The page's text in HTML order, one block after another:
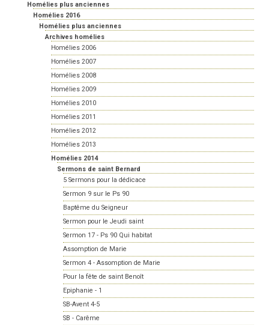
Homélies plus anciennes
Homélies 2016
Homélies plus anciennes
Archives homélies
Homélies 2006
Homélies 2007
Homélies 2008
Homélies 2009
Homélies 2010
Homélies 2011
Homélies 2012
Homélies 2013
Homélies 2014
Sermons de saint Bernard
5 Sermons pour la dédicace
Sermon 9 sur le Ps 90
Baptême du Seigneur
Sermon pour le Jeudi saint
Sermon 17 - Ps 90 Qui habitat
Assomption de Marie
Sermon 4 - Assomption de Marie
Pour la fête de saint Benoît
Epiphanie - 1
SB-Avent 4-5
SB - Carême